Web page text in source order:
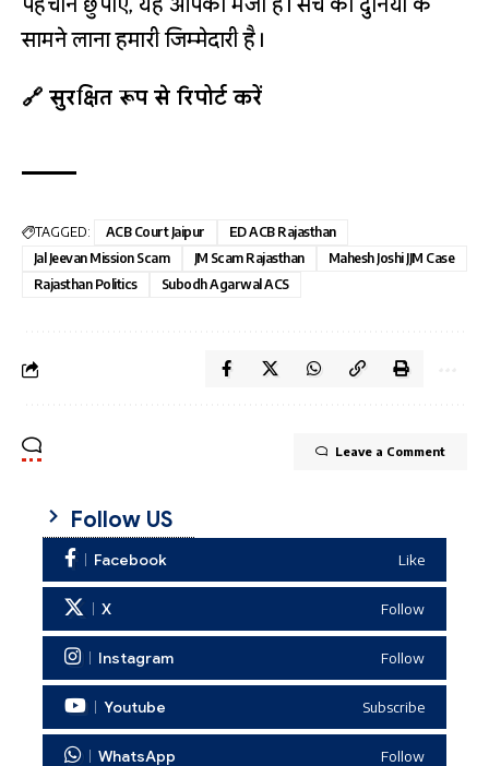
सामने लाना हमारी जिम्मेदारी है।
🔗 सुरक्षित रूप से रिपोर्ट करें
TAGGED: ACB Court Jaipur
ED ACB Rajasthan
Jal Jeevan Mission Scam
JM Scam Rajasthan
Mahesh Joshi JJM Case
Rajasthan Politics
Subodh Agarwal ACS
Leave a Comment
Follow US
Facebook Like
X Follow
Instagram Follow
Youtube Subscribe
WhatsApp Follow